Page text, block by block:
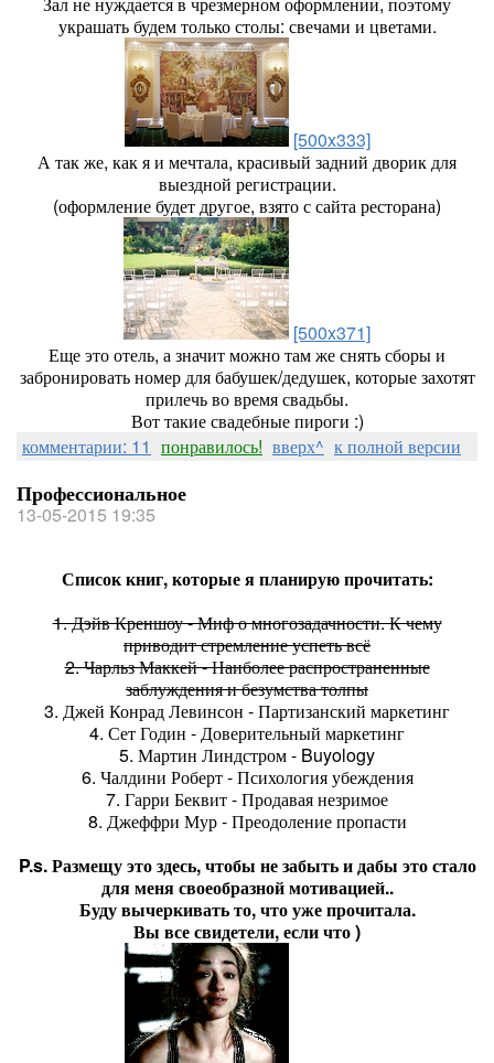
украшать будем только столы: свечами и цветами.
[500x333]
А так же, как я и мечтала, красивый задний дворик для
выездной регистрации.
(оформление будет другое, взято с сайта ресторана)
[500x371]
Еще это отель, а значит можно там же снять сборы и
забронировать номер для бабушек/дедушек, которые захотят
прилечь во время свадьбы.
Вот такие свадебные пироги :)
комментарии: 11 понравилось! вверх^ к полной версии
Профессиональное
13-05-2015 19:35
Список книг, которые я планирую прочитать:
1. Дэйв Креншоу - Миф о многозадачности. К чему
приводит стремление успеть всё
2. Чарльз Маккей - Наиболее распространенные
заблуждения и безумства толпы
3. Джей Конрад Левинсон - Партизанский маркетинг
4. Сет Годин - Доверительный маркетинг
5. Мартин Линдстром - Buyology
6. Чалдини Роберт - Психология убеждения
7. Гарри Беквит - Продавая незримое
8. Джеффри Мур - Преодоление пропасти
P.s. Размещу это здесь, чтобы не забыть и дабы это стало
для меня своеобразной мотивацией..
Буду вычеркивать то, что уже прочитала.
Вы все свидетели, если что )